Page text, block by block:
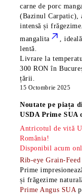
carne de porc
(Bazinul Carpatic),
intensă și
mangalita
,
lentă.
Livrare la
300 RON în
țării.
15 Octombrie 2025
Noutate pe piața
USDA Prime SUA
Antricotul de vită
România!
Disponibil acum
Rib-eye Grain-
Prime
și frăgezime
Prime Angus SUA